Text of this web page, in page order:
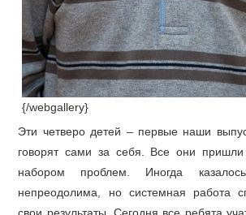
{/webgallery}
Эти четверо детей – первые наши
говорят сами за себя. Все они
набором проблем. Иногда
непреодолима, но системная работа